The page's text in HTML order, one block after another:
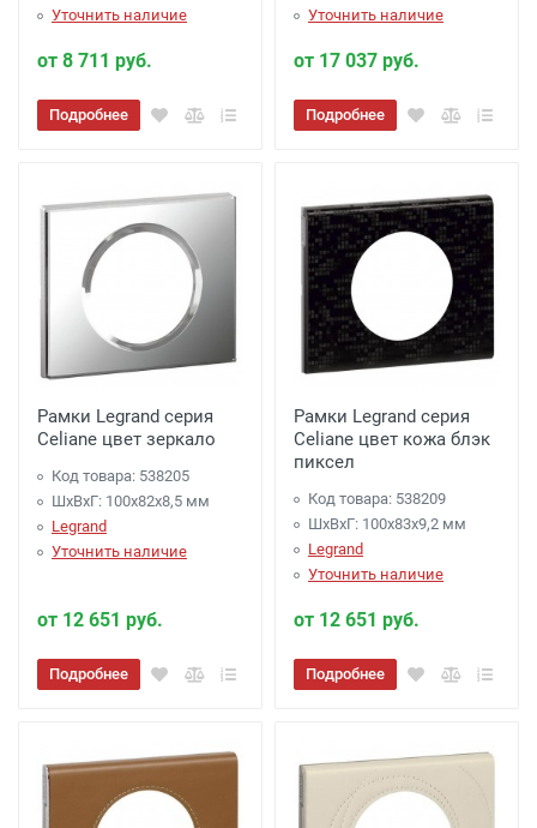
Уточнить наличие
от 8 711 руб.
Подробнее
Уточнить наличие
от 17 037 руб.
Подробнее
Рамки Legrand серия
Celiane цвет зеркало
Код товара: 538205
ШхВхГ: 100x82x8,5 мм
Legrand
Уточнить наличие
от 12 651 руб.
Подробнее
Рамки Legrand серия
Celiane цвет кожа блэк
пиксел
Код товара: 538209
ШхВхГ: 100x83x9,2 мм
Legrand
Уточнить наличие
от 12 651 руб.
Подробнее